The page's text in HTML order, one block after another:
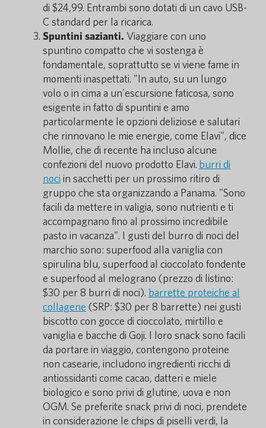
di $24,99. Entrambi sono dotati di un cavo USB-
C standard per la ricarica.
Spuntini sazianti. Viaggiare con uno
spuntino compatto che vi sostenga è
fondamentale, soprattutto se vi viene fame in
momenti inaspettati. "In auto, su un lungo
volo o in cima a un'escursione faticosa, sono
esigente in fatto di spuntini e amo
particolarmente le opzioni deliziose e salutari
che rinnovano le mie energie, come Elavi", dice
Mollie, che di recente ha incluso alcune
confezioni del nuovo prodotto Elavi. burri di
noci in sacchetti per un prossimo ritiro di
gruppo che sta organizzando a Panama. "Sono
facili da mettere in valigia, sono nutrienti e ti
accompagnano fino al prossimo incredibile
pasto in vacanza". I gusti del burro di noci del
marchio sono: superfood alla vaniglia con
spirulina blu, superfood al cioccolato fondente
e superfood al melograno (prezzo di listino:
$30 per 8 burri di noci). barrette proteiche al
collagene (SRP: $30 per 8 barrette) nei gusti
biscotto con gocce di cioccolato, mirtillo e
vaniglia e bacche di Goji. I loro snack sono facili
da portare in viaggio, contengono proteine
non casearie, includono ingredienti ricchi di
antiossidanti come cacao, datteri e miele
biologico e sono privi di glutine, uova e non
OGM. Se preferite snack privi di noci, prendete
in considerazione le chips di piselli verdi, la